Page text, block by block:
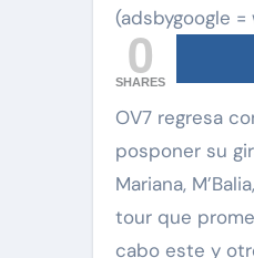
(adsbygoogle
0
SHARES
OV7 regresa con grandes noticias para sus fans. Después de verse en la necesidad de
posponer su
Mariana,
tour que
cabo este y